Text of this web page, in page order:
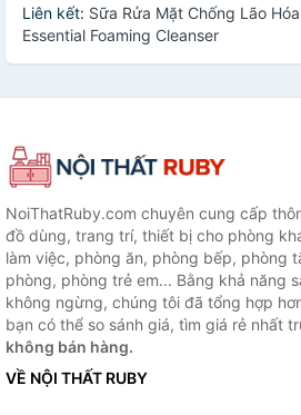
Liên kết: Sữa Rửa Mặt Chống Lão
Essential Foaming Cleanser
NoiThatRuby.com chuyên cung cấp
đồ dùng, trang trí, thiết bị cho phòng
làm việc, phòng ăn, phòng bếp, phòng
phòng, phòng trẻ em... Bằng khả năng
không ngừng, chúng tôi đã tổng hợp
bạn có thể so sánh giá, tìm giá rẻ nhất
không bán hàng.
VỀ NỘI THẤT RUBY